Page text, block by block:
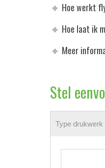
Hoe werkt
Hoe laat ik
Meer
Stel
Type drukwerk